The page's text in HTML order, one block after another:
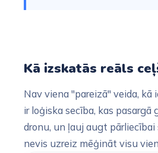
Kā izskatās reāls
Nav viena "pareizā" veida, kā
ir loģiska secība, kas pasargā
dronu, un ļauj augt pārliecībai
nevis uzreiz mēģināt visu